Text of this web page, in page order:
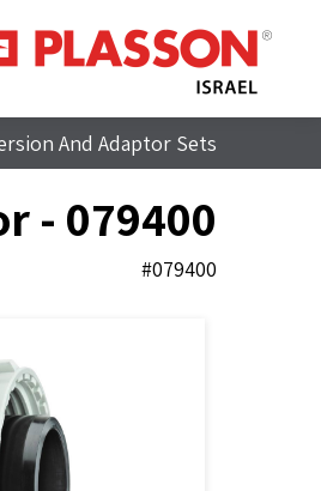
And Adaptor Sets
- 079400
#079400